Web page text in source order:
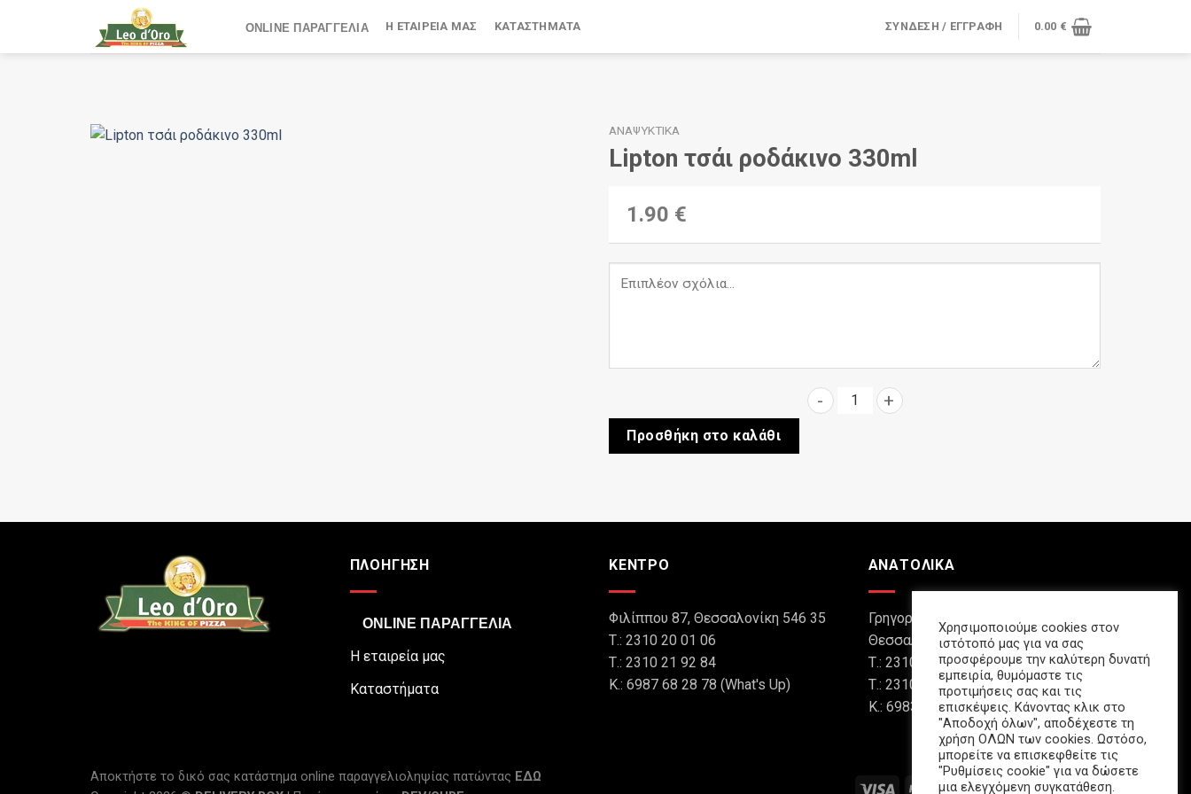
ONLINE ΠΑΡΑΓΓΕΛΙΑ Η ΕΤΑΙΡΕΊΑ ΜΑΣ ΚΑΤΑΣΤΉΜΑΤΑ ΣΎΝΔΕΣΗ / ΕΓΓΡΑΦΉ 0.00 €
ΑΝΑΨΥΚΤΙΚΆ
Lipton τσάι ροδάκινο 330ml
1.90 €
Lipton τσάι ροδάκινο 330ml ποσότητα
Προσθήκη στο καλάθι
ΠΛΟΗΓΗΣΗ
ONLINE ΠΑΡΑΓΓΕΛΙΑ
Η εταιρεία μας
Καταστήματα
ΚΕΝΤΡΟ
Φιλίππου 87, Θεσσαλονίκη 546 35
Τ.: 2310 20 01 06
Τ.: 2310 21 92 84
Κ.: 6987 68 28 78 (What's Up)
ΑΝΑΤΟΛΙΚΑ
Γρηγορίου Ξενοπούλου 8,
Θεσσαλονίκη 546 45
Τ.: 2310 88 85 90
Τ.: 2310 88 85 91
Κ.: 6983 47 42 48 (What's Up)
Αποκτήστε το δικό σας κατάστημα online παραγγελιοληψίας πατώντας ΕΔΩ
Χρησιμοποιούμε cookies στον
ιστότοπό μας για να σας
προσφέρουμε την καλύτερη δυνατή
εμπειρία, θυμόμαστε τις
προτιμήσεις σας και τις
επισκέψεις. Κάνοντας κλικ στο
"Αποδοχή όλων", αποδέχεστε τη
χρήση ΟΛΩΝ των cookies. Ωστόσο,
μπορείτε να επισκεφθείτε τις
"Ρυθμίσεις cookie" για να δώσετε
μια ελεγχόμενη συγκατάθεση.